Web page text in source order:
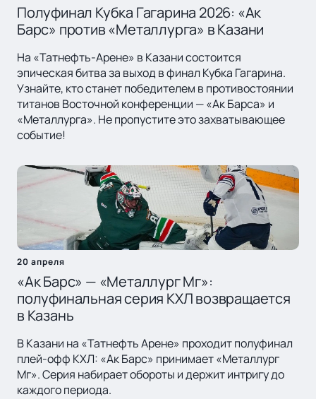
Полуфинал Кубка Гагарина 2026: «Ак
Барс» против «Металлурга» в Казани
На «Татнефть-Арене» в Казани состоится
эпическая битва за выход в финал Кубка Гагарина.
Узнайте, кто станет победителем в противостоянии
титанов Восточной конференции — «Ак Барса» и
«Металлурга». Не пропустите это захватывающее
событие!
20 апреля
«Ак Барс» — «Металлург Мг»:
полуфинальная серия КХЛ возвращается
в Казань
В Казани на «Татнефть Арене» проходит полуфинал
плей-офф КХЛ: «Ак Барс» принимает «Металлург
Мг». Серия набирает обороты и держит интригу до
каждого периода.